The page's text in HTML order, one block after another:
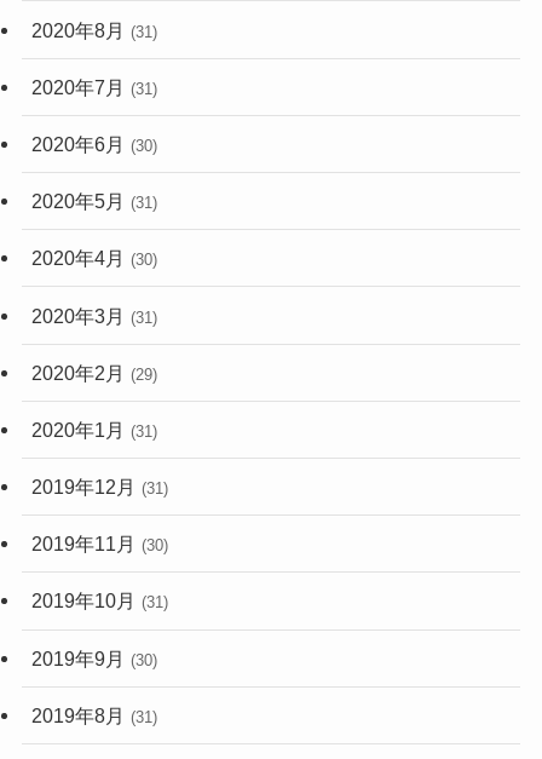
2020年8月 (31)
2020年7月 (31)
2020年6月 (30)
2020年5月 (31)
2020年4月 (30)
2020年3月 (31)
2020年2月 (29)
2020年1月 (31)
2019年12月 (31)
2019年11月 (30)
2019年10月 (31)
2019年9月 (30)
2019年8月 (31)